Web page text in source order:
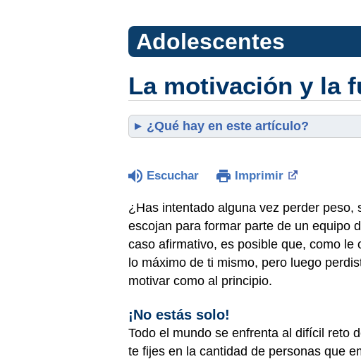
Adolescentes
La motivación y la
¿Qué hay en este artículo?
Escuchar Imprimir
¿Has intentado alguna vez perder
escojan para formar parte de un equipo
caso afirmativo, es posible que, como
lo máximo de ti mismo, pero luego
motivar como al principio.
¡No estás solo!
Todo el mundo se enfrenta al difícil reto
te fijes en la cantidad de personas que